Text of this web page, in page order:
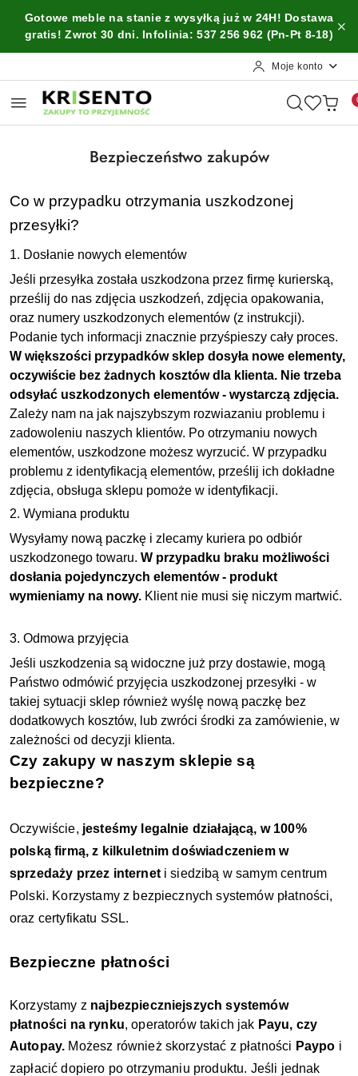
Przejdź do treści głównej
Przejdź do wyszukiwarki
Przejdź do moje konto
Przejdź do menu głównego
Przejdź do stopki
Gotowe meble na stanie z wysyłką już w 24H! Dostawa
gratis! Zwrot 30 dni. Infolinia: 537 256 962 (Pn-Pt 8-18)
Moje konto
Bezpieczeństwo zakupów
Co w przypadku otrzymania uszkodzonej
przesyłki?
1. Dosłanie nowych elementów
Jeśli przesyłka została uszkodzona przez firmę kurierską,
prześlij do nas zdjęcia uszkodzeń, zdjęcia opakowania,
oraz numery uszkodzonych elementów (z instrukcji).
Podanie tych informacji znacznie przyśpieszy cały proces.
W większości przypadków sklep dosyła nowe elementy,
oczywiście bez żadnych kosztów dla klienta. Nie trzeba
odsyłać uszkodzonych elementów - wystarczą zdjęcia.
Zależy nam na jak najszybszym rozwiazaniu problemu i
zadowoleniu naszych klientów. Po otrzymaniu nowych
elementów, uszkodzone możesz wyrzucić. W przypadku
problemu z identyfikacją elementów, prześlij ich dokładne
zdjęcia, obsługa sklepu pomoże w identyfikacji.
2. Wymiana produktu
Wysyłamy nową paczkę i zlecamy kuriera po odbiór
uszkodzonego towaru. W przypadku braku możliwości
dosłania pojedynczych elementów - produkt
wymieniamy na nowy. Klient nie musi się niczym martwić.
3. Odmowa przyjęcia
Jeśli uszkodzenia są widoczne już przy dostawie, mogą
Państwo odmówić przyjęcia uszkodzonej przesyłki - w
takiej sytuacji sklep również wyślę nową paczkę bez
dodatkowych kosztów, lub zwróci środki za zamówienie, w
zależności od decyzji klienta.
Czy zakupy w naszym sklepie są
bezpieczne?
Oczywiście, jesteśmy legalnie działającą, w 100%
polską firmą, z kilkuletnim doświadczeniem w
sprzedaży przez interneti siedzibą w samym centrum
Polski. Korzystamy z bezpiecznych systemów płatności,
oraz certyfikatu SSL.
Bezpieczne płatności
Korzystamy z najbezpieczniejszych systemów
płatności na rynku, operatorów takich jak Payu, czy
Autopay. Możesz również skorzystać z płatności Paypo i
zapłacić dopiero po otrzymaniu produktu. Jeśli jednak